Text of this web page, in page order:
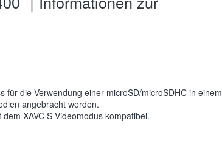
für die Verwendung einer microSD/microSDHC in einem
angebracht werden.
XAVC S Videomodus kompatibel.